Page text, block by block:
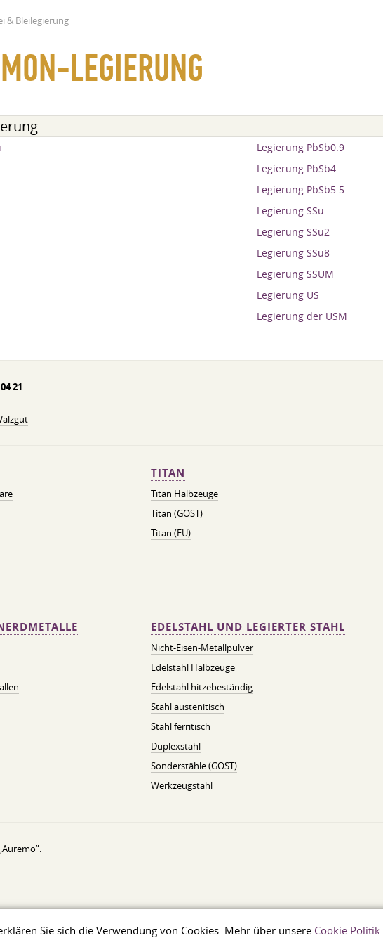
Sie sich die Verwendung von Cookies. Mehr über unsere Cookie Politik.
& Bleilegierung
LEGIERUNG
Legierung PbSb0.9
Legierung PbSb4
Legierung PbSb5.5
Legierung SSu
Legierung SSu2
Legierung SSu8
Legierung SSUM
Legierung US
Legierung der USM
21
TITAN
Titan Halbzeuge
Titan (GOST)
Titan (EU)
EDELSTAHL UND LEGIERTER STAHL
Nicht-Eisen-Metallpulver
Edelstahl Halbzeuge
Edelstahl hitzebeständig
Stahl austenitisch
Stahl ferritisch
Duplexstahl
Sonderstähle (GOST)
Werkzeugstahl